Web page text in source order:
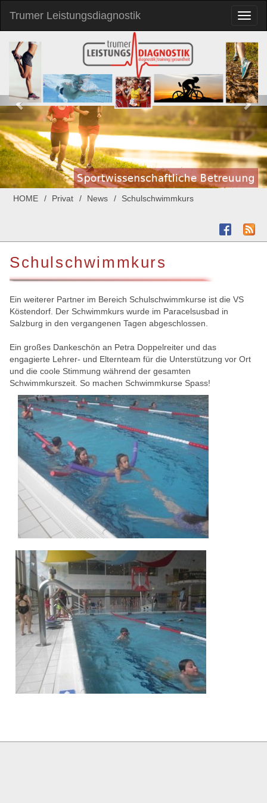
Trumer Leistungsdiagnostik
HOME Privat News Schulschwimmkurs
Schulschwimmkurs
Ein weiterer Partner im Bereich Schulschwimmkurse ist die VS
Köstendorf. Der Schwimmkurs wurde im Paracelsusbad in
Salzburg in den vergangenen Tagen abgeschlossen.
Ein großes Dankeschön an Petra Doppelreiter und das
engagierte Lehrer- und Elternteam für die Unterstützung vor Ort
und die coole Stimmung während der gesamten
Schwimmkurszeit. So machen Schwimmkurse Spass!